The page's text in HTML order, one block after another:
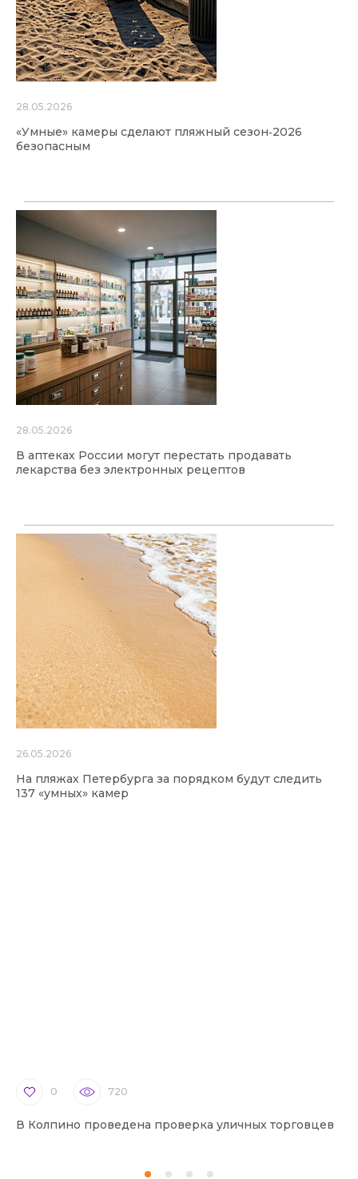
28.05.2026
«Умные» камеры сделают пляжный сезон‑2026
безопасным
28.05.2026
В аптеках России могут перестать продавать
лекарства без электронных рецептов
26.05.2026
На пляжах Петербурга за порядком будут следить
137 «умных» камер
0 720
В Колпино проведена проверка уличных торговцев